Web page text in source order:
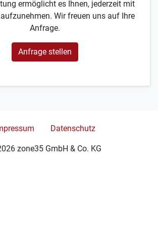
ermöglicht es Ihnen, jederzeit mit
Wir freuen uns auf Ihre
Anfrage.
Anfrage stellen
zone35 GmbH & Co. KG
Datenschutz